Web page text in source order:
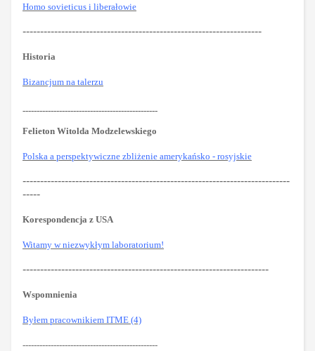
Homo sovieticus i liberałowie
--------------------------------------------------------------------
Historia
Bizancjum na talerzu
------------------------------------------------
Felieton Witolda Modzelewskiego
Polska a perspektywiczne zbliżenie amerykańsko - rosyjskie
----------------------------------------------------------------------------
-----
Korespondencja z USA
Witamy w niezwykłym laboratorium!
----------------------------------------------------------------------
Wspomnienia
Byłem pracownikiem ITME (4)
------------------------------------------------